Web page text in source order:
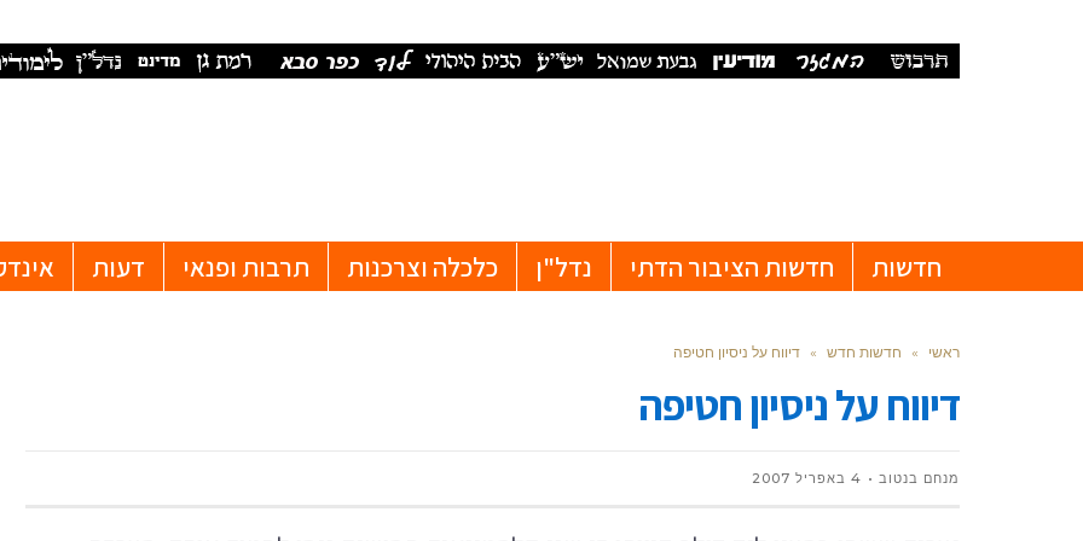
חדשות חדשות הציבור הדתי נדל"ן כלכלה וצרכנות תרבות ופנאי דעות
ראשי » חדשות חדש » דיווח על ניסיון חטיפה
דיווח על ניסיון חטיפה
מנחם בנטוב 4 באפריל 2007